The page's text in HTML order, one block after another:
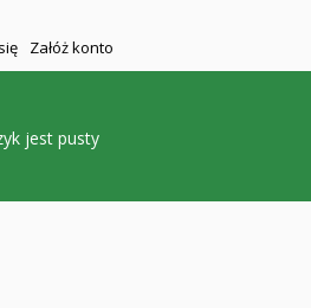
Załóż konto
jest pusty